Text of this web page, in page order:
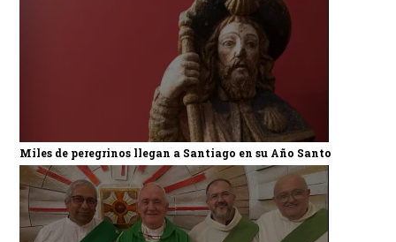
Miles de peregrinos llegan a Santiago en su Año Santo